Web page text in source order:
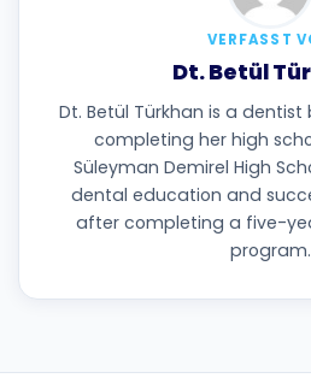
VERFASST
Dt. Betül
Dt. Betül Türkhan is a dentist
completing her high
Süleyman Demirel High
dental education and
after completing a five-
program.